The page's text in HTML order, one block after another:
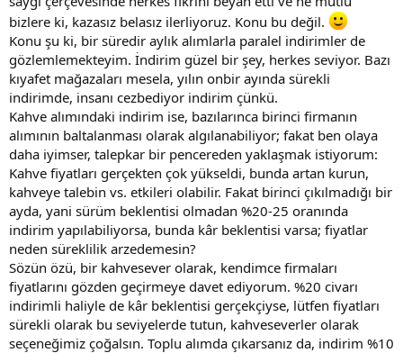
bizlere ki, kazasız belasız ilerliyoruz. Konu bu değil.
Konu şu ki, bir süredir aylık alımlarla paralel indirimler de
gözlemlemekteyim. İndirim güzel bir şey, herkes seviyor. Bazı
kıyafet mağazaları mesela, yılın onbir ayında sürekli
indirimde, insanı cezbediyor indirim çünkü.
Kahve alımındaki indirim ise, bazılarınca birinci firmanın
alımının baltalanması olarak algılanabiliyor; fakat ben olaya
daha iyimser, talepkar bir pencereden yaklaşmak istiyorum:
Kahve fiyatları gerçekten çok yükseldi, bunda artan kurun,
kahveye talebin vs. etkileri olabilir. Fakat birinci çıkılmadığı bir
ayda, yani sürüm beklentisi olmadan %20-25 oranında
indirim yapılabiliyorsa, bunda kâr beklentisi varsa; fiyatlar
neden süreklilik arzedemesin?
Sözün özü, bir kahvesever olarak, kendimce firmaları
fiyatlarını gözden geçirmeye davet ediyorum. %20 civarı
indirimli haliyle de kâr beklentisi gerçekçiyse, lütfen fiyatları
sürekli olarak bu seviyelerde tutun, kahveseverler olarak
seçeneğimiz çoğalsın. Toplu alımda çıkarsanız da, indirim %10